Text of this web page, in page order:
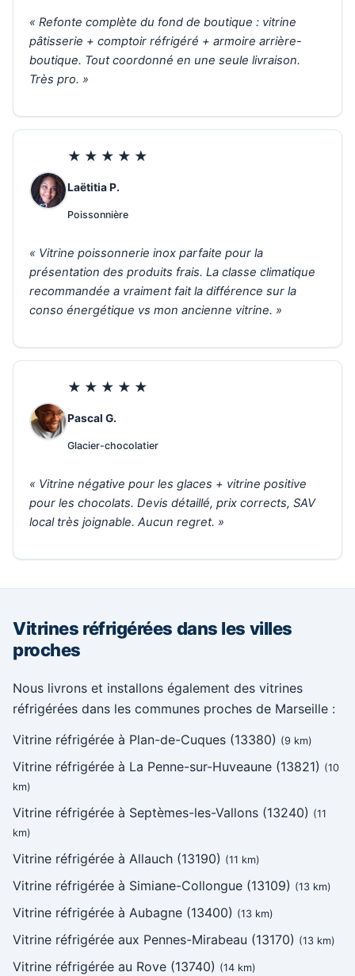
« Refonte complète du fond de boutique : vitrine
pâtisserie + comptoir réfrigéré + armoire arrière-
boutique. Tout coordonné en une seule livraison.
Très pro. »
★★★★★
Laëtitia P.
Poissonnière
« Vitrine poissonnerie inox parfaite pour la
présentation des produits frais. La classe climatique
recommandée a vraiment fait la différence sur la
conso énergétique vs mon ancienne vitrine. »
★★★★★
Pascal G.
Glacier-chocolatier
« Vitrine négative pour les glaces + vitrine positive
pour les chocolats. Devis détaillé, prix corrects, SAV
local très joignable. Aucun regret. »
Vitrines réfrigérées dans les villes
proches
Nous livrons et installons également des vitrines
réfrigérées dans les communes proches de Marseille :
Vitrine réfrigérée à Plan-de-Cuques (13380) (9 km)
Vitrine réfrigérée à La Penne-sur-Huveaune (13821) (10
km)
Vitrine réfrigérée à Septèmes-les-Vallons (13240) (11
km)
Vitrine réfrigérée à Allauch (13190) (11 km)
Vitrine réfrigérée à Simiane-Collongue (13109) (13 km)
Vitrine réfrigérée à Aubagne (13400) (13 km)
Vitrine réfrigérée aux Pennes-Mirabeau (13170) (13 km)
Vitrine réfrigérée au Rove (13740) (14 km)